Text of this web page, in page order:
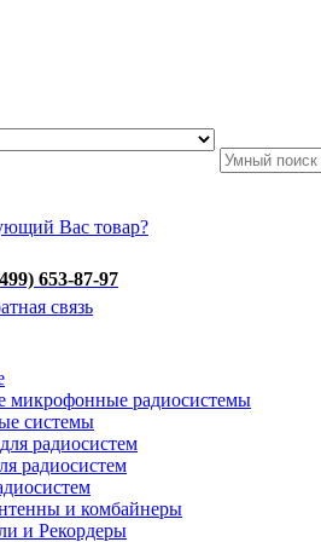
Вас товар?
653-87-97
связь
микрофонные радиосистемы
системы
радиосистем
радиосистем
и комбайнеры
и Рекордеры